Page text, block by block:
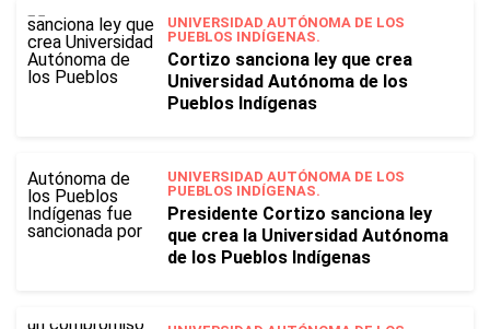
UNIVERSIDAD AUTÓNOMA DE LOS
PUEBLOS INDÍGENAS.
Cortizo sanciona ley que crea
Universidad Autónoma de los
Pueblos Indígenas
UNIVERSIDAD AUTÓNOMA DE LOS
PUEBLOS INDÍGENAS.
Presidente Cortizo sanciona ley
que crea la Universidad Autónoma
de los Pueblos Indígenas